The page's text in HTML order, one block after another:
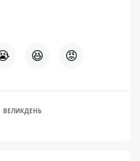
😆 😡
ВЕЛИКДЕНЬ